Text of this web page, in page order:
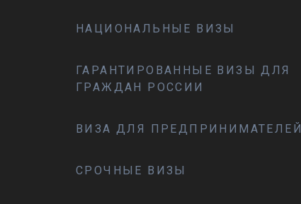
НАЦИОНАЛЬНЫЕ ВИЗЫ
ГАРАНТИРОВАННЫЕ ВИЗЫ ДЛЯ
ГРАЖДАН РОССИИ
ВИЗА ДЛЯ ПРЕДПРИНИМАТЕЛЕЙ
СРОЧНЫЕ ВИЗЫ